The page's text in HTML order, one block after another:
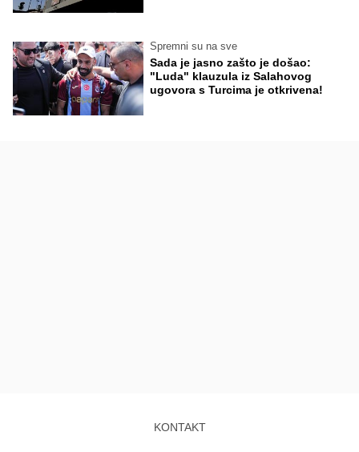
Spremni su na sve
Sada je jasno zašto je došao:
"Luda" klauzula iz Salahovog
ugovora s Turcima je otkrivena!
KONTAKT